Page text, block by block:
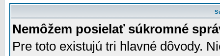
Nemôžem posielať súkromné
Pre toto existujú tri hlavné dôvody.